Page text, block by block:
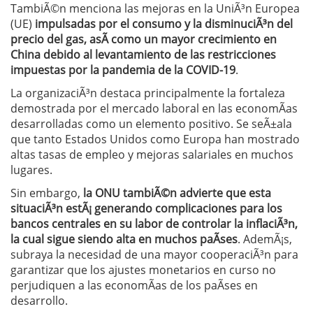
TambiÃ©n menciona las mejoras en la UniÃ³n Europea
(UE) impulsadas por el consumo y la disminuciÃ³n del
precio del gas, asÃ­ como un mayor crecimiento en
China debido al levantamiento de las restricciones
impuestas por la pandemia de la COVID-19.
La organizaciÃ³n destaca principalmente la fortaleza
demostrada por el mercado laboral en las economÃ­as
desarrolladas como un elemento positivo. Se seÃ±ala
que tanto Estados Unidos como Europa han mostrado
altas tasas de empleo y mejoras salariales en muchos
lugares.
Sin embargo, la ONU tambiÃ©n advierte que esta
situaciÃ³n estÃ¡ generando complicaciones para los
bancos centrales en su labor de controlar la inflaciÃ³n,
la cual sigue siendo alta en muchos paÃ­ses. AdemÃ¡s,
subraya la necesidad de una mayor cooperaciÃ³n para
garantizar que los ajustes monetarios en curso no
perjudiquen a las economÃ­as de los paÃ­ses en
desarrollo.